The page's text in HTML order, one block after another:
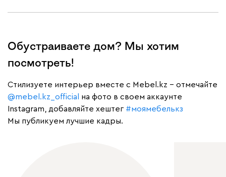
Обустраиваете дом? Мы хотим
посмотреть!
Cтилизуете интерьер вместе с Mebel.kz – отмечайте
@mebel.kz_official
на фото в своем аккаунте
Instagram, добавляйте хештег #моямебелькз
Мы публикуем лучшие кадры.